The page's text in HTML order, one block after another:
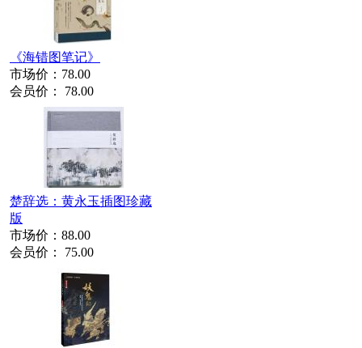
《海错图笔记》
市场价： 78.00
会员价： 78.00
楚辞选：黄永玉插图珍藏
版
市场价： 88.00
会员价： 75.00